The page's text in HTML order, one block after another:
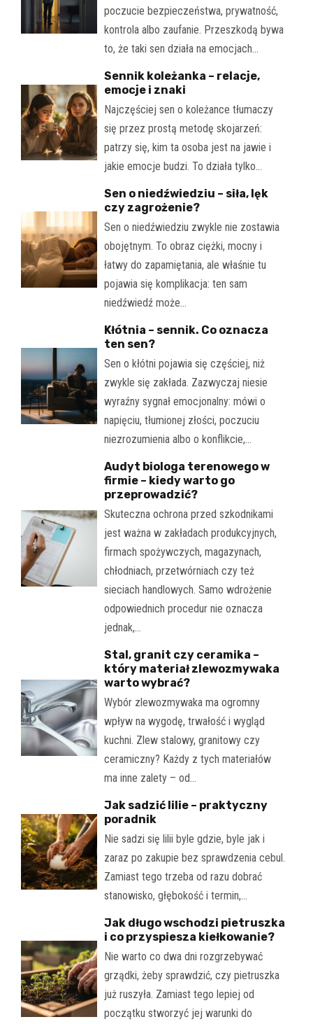
poczucie bezpieczeństwa, prywatność,
kontrola albo zaufanie. Przeszkodą bywa
to, że taki sen działa na emocjach…
Sennik koleżanka – relacje,
emocje i znaki
Najczęściej sen o koleżance tłumaczy
się przez prostą metodę skojarzeń:
patrzy się, kim ta osoba jest na jawie i
jakie emocje budzi. To działa tylko…
Sen o niedźwiedziu – siła, lęk
czy zagrożenie?
Sen o niedźwiedziu zwykle nie zostawia
obojętnym. To obraz ciężki, mocny i
łatwy do zapamiętania, ale właśnie tu
pojawia się komplikacja: ten sam
niedźwiedź może…
Kłótnia – sennik. Co oznacza
ten sen?
Sen o kłótni pojawia się częściej, niż
zwykle się zakłada. Zazwyczaj niesie
wyraźny sygnał emocjonalny: mówi o
napięciu, tłumionej złości, poczuciu
niezrozumienia albo o konflikcie,…
Audyt biologa terenowego w
firmie – kiedy warto go
przeprowadzić?
Skuteczna ochrona przed szkodnikami
jest ważna w zakładach produkcyjnych,
firmach spożywczych, magazynach,
chłodniach, przetwórniach czy też
sieciach handlowych. Samo wdrożenie
odpowiednich procedur nie oznacza
jednak,…
Stal, granit czy ceramika –
który materiał zlewozmywaka
warto wybrać?
Wybór zlewozmywaka ma ogromny
wpływ na wygodę, trwałość i wygląd
kuchni. Zlew stalowy, granitowy czy
ceramiczny? Każdy z tych materiałów
ma inne zalety – od…
Jak sadzić lilie – praktyczny
poradnik
Nie sadzi się lilii byle gdzie, byle jak i
zaraz po zakupie bez sprawdzenia cebul.
Zamiast tego trzeba od razu dobrać
stanowisko, głębokość i termin,…
Jak długo wschodzi pietruszka
i co przyspiesza kiełkowanie?
Nie warto co dwa dni rozgrzebywać
grządki, żeby sprawdzić, czy pietruszka
już ruszyła. Zamiast tego lepiej od
początku stworzyć jej warunki do